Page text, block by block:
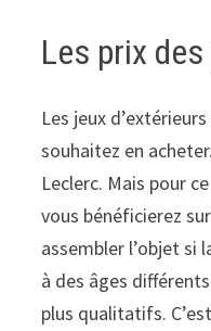
Les prix
Les jeux
souhaitez en
Leclerc. Mais pour
vous bénéficierez
assembler l’objet si
à des âges
plus qualitatifs.